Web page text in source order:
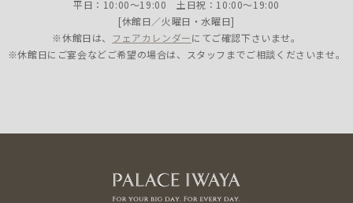
平日：10:00〜19:00 土日祝：10:00〜19:00
[休館日／火曜日・水曜日]
※休館日は、 フェアカレンダーにてご確認下さいませ。
※休館日にご宴会などご希望の場合は、スタッフまでご相談くださいませ。